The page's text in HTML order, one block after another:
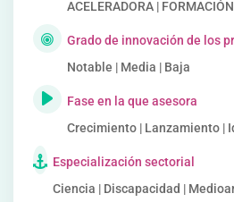
ACELERADORA |
Grado de innovación de los
Notable | Media | Baja
Fase en la que asesora
Crecimiento | Lanzamiento |
Especialización sectorial
Ciencia | Discapacidad |